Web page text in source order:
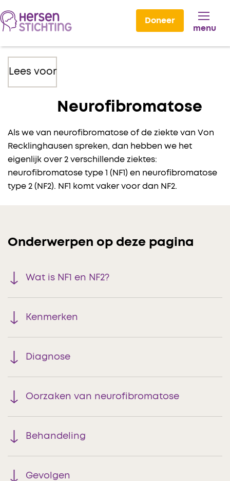
Doneer
menu
Lees voor
Neurofibromatose
Als we van neurofibromatose of de ziekte van Von
Recklinghausen spreken, dan hebben we het
eigenlijk over 2 verschillende ziektes:
neurofibromatose type 1 (NF1) en neurofibromatose
type 2 (NF2). NF1 komt vaker voor dan NF2.
Onderwerpen op deze pagina
Wat is NF1 en NF2?
Kenmerken
Diagnose
Oorzaken van neurofibromatose
Behandeling
Gevolgen